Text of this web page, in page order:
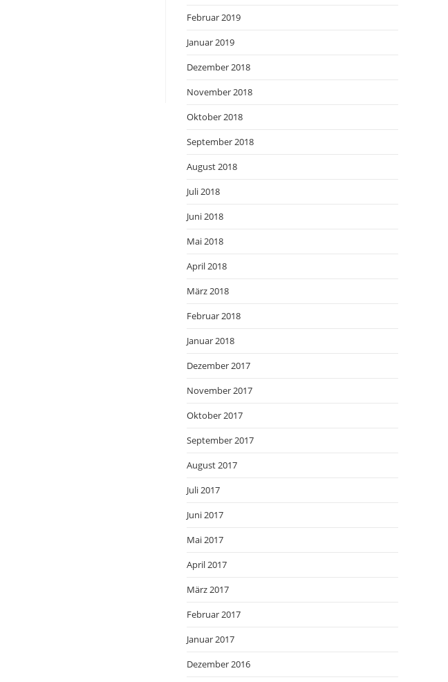
Februar 2019
Januar 2019
Dezember 2018
November 2018
Oktober 2018
September 2018
August 2018
Juli 2018
Juni 2018
Mai 2018
April 2018
März 2018
Februar 2018
Januar 2018
Dezember 2017
November 2017
Oktober 2017
September 2017
August 2017
Juli 2017
Juni 2017
Mai 2017
April 2017
März 2017
Februar 2017
Januar 2017
Dezember 2016